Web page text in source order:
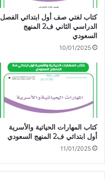
كتاب لغتي صف أول ابتدائي الفصل
الدراسي الثاني ف2 المنهج
السعودي
10/01/2025
كتاب المهارات الحياتية والأسرية
أول ابتدائي ف2 المنهج السعودي
11/01/2025